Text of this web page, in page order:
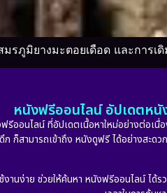
รภูมิยางมะตอยเดือด และการเ
หนังฟรีออนไลน์ อัปเดตหนั
อนไลน์ ที่อัปเดตเนื้อหาใหม่อย่างต่อเ
ดึก ก็สามารถเข้าถึง หนังดูฟรี ได้อย่างส
านง่าย ช่วยให้ค้นหา หนังฟรีออนไลน์ ไ